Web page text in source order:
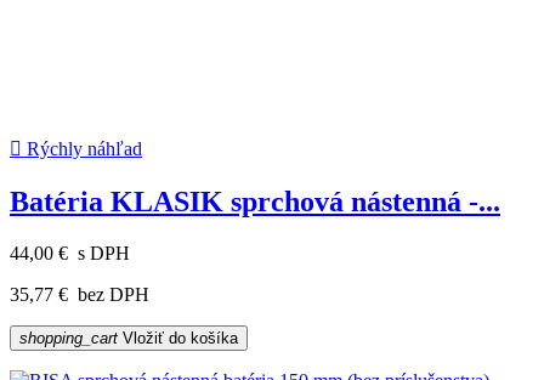
 Rýchly náhľad
Batéria KLASIK sprchová nástenná -...
44,00 € s DPH
35,77 € bez DPH
shopping_cart Vložiť do košíka